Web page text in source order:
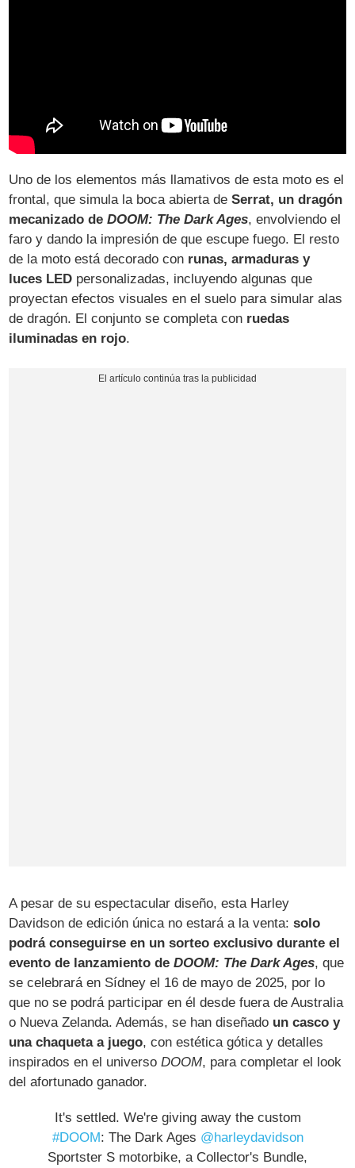
Uno de los elementos más llamativos de esta moto es el
frontal, que simula la boca abierta deSerrat, un dragón
mecanizado deDOOM: The Dark Ages, envolviendo el
faro y dando la impresión de que escupe fuego. El resto
de la moto está decorado con runas, armaduras y
luces LED personalizadas, incluyendo algunas que
proyectan efectos visuales en el suelo para simular alas
de dragón. El conjunto se completa con ruedas
iluminadas en rojo.
A pesar de su espectacular diseño, esta Harley
Davidson de edición única no estará a la venta:solo
podrá conseguirse en un sorteo exclusivo durante el
evento de lanzamiento deDOOM: The Dark Ages, que
se celebrará en Sídney el 16 de mayo de 2025, por lo
que no se podrá participar en él desde fuera de Australia
o Nueva Zelanda. Además, se han diseñado un casco y
una chaqueta a juego, con estética gótica y detalles
inspirados en el universoDOOM, para completar el look
del afortunado ganador.
It's settled. We're giving away the custom
#DOOM: The Dark Ages @harleydavidson
Sportster S motorbike, a Collector's Bundle,